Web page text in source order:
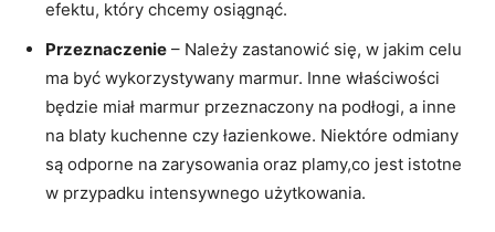
efektu, który chcemy osiągnąć.
Przeznaczenie – Należy zastanowić się, w jakim celu
ma być wykorzystywany marmur. Inne właściwości
będzie miał marmur przeznaczony na podłogi, a inne
na blaty kuchenne czy łazienkowe. Niektóre odmiany
są odporne na zarysowania oraz plamy,co jest istotne
w przypadku intensywnego użytkowania.